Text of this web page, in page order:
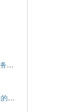
我的网站搭建(第53天) 定时刷新服务器缓存
Access文本框value属性和text属性的区别